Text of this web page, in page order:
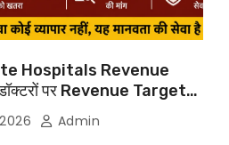
Hospitals Revenue
पर Revenue Targets
DMA India का बड़ा कदम,
Motu जांच की मांग
Admin